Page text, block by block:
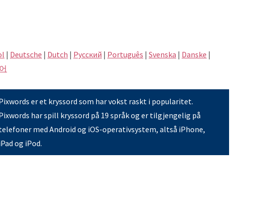
| Deutsche | Dutch | Pусский | Português | Svenska | Danske |
er et kryssord som har vokst raskt i popularitet.
har spill kryssord på 19 språk og er tilgjengelig på
med Android og iOS-operativsystem, altså iPhone,
og iPod.